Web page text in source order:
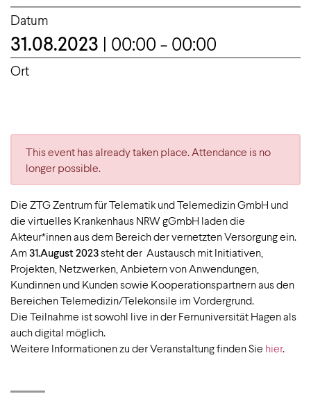
Datum
31.08.2023 | 00:00 - 00:00
Ort
This event has already taken place. Attendance is no
longer possible.
Die ZTG Zentrum für Telematik und Telemedizin GmbH und
die virtuelles Krankenhaus NRW gGmbH laden die
Akteur*innen aus dem Bereich der vernetzten Versorgung ein.
Am 31.August 2023steht der Austausch mit Initiativen,
Projekten, Netzwerken, Anbietern von Anwendungen,
Kundinnen und Kunden sowie Kooperationspartnern aus den
Bereichen Telemedizin/Telekonsile im Vordergrund.
Die Teilnahme ist sowohl live in der Fernuniversität Hagen als
auch digital möglich.
Weitere Informationen zu der Veranstaltung finden Sie hier.